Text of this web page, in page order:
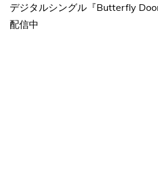
デジタルシングル『Butterfly
配信中